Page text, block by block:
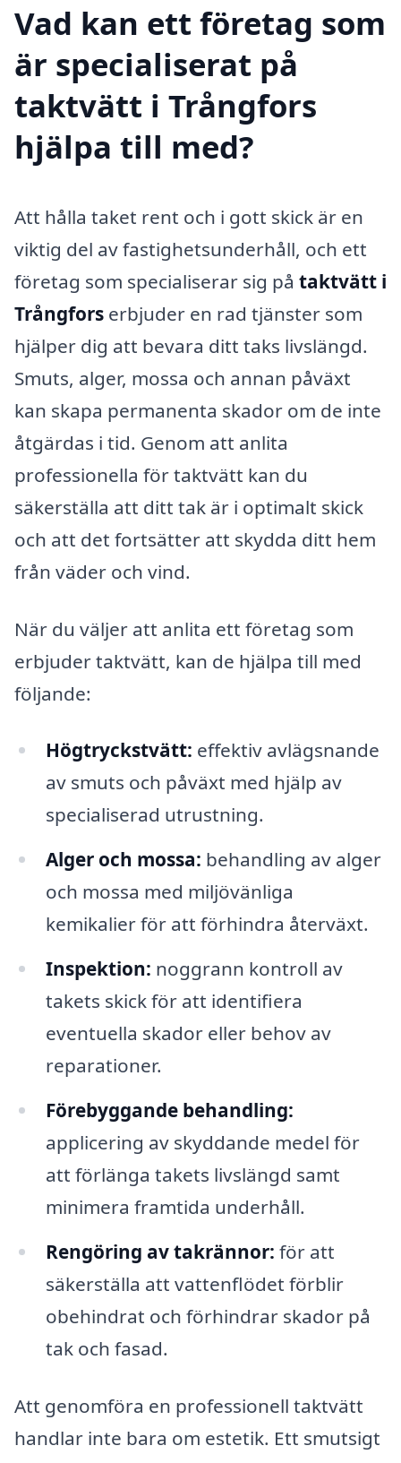
Vad kan ett företag som
är specialiserat på
taktvätt i Trångfors
hjälpa till med?
Att hålla taket rent och i gott skick är en
viktig del av fastighetsunderhåll, och ett
företag som specialiserar sig på taktvätt i
Trångfors erbjuder en rad tjänster som
hjälper dig att bevara ditt taks livslängd.
Smuts, alger, mossa och annan påväxt
kan skapa permanenta skador om de inte
åtgärdas i tid. Genom att anlita
professionella för taktvätt kan du
säkerställa att ditt tak är i optimalt skick
och att det fortsätter att skydda ditt hem
från väder och vind.
När du väljer att anlita ett företag som
erbjuder taktvätt, kan de hjälpa till med
följande:
Högtryckstvätt: effektiv avlägsnande
av smuts och påväxt med hjälp av
specialiserad utrustning.
Alger och mossa: behandling av alger
och mossa med miljövänliga
kemikalier för att förhindra återväxt.
Inspektion: noggrann kontroll av
takets skick för att identifiera
eventuella skador eller behov av
reparationer.
Förebyggande behandling:
applicering av skyddande medel för
att förlänga takets livslängd samt
minimera framtida underhåll.
Rengöring av takrännor: för att
säkerställa att vattenflödet förblir
obehindrat och förhindrar skador på
tak och fasad.
Att genomföra en professionell taktvätt
handlar inte bara om estetik. Ett smutsigt